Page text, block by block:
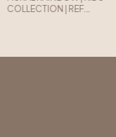
COLLECTION | REF.